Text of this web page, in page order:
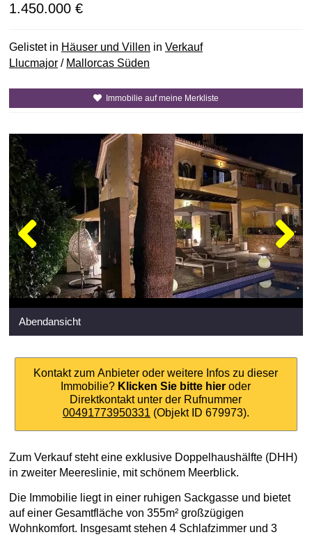
1.450.000 €
Gelistet in Häuser und Villen in Verkauf
Llucmajor / Mallorcas Süden
Immobilie auf meine Merkliste
Abendansicht
Kontakt zum Anbieter oder weitere Infos zu dieser
Immobilie? Klicken Sie bitte hier oder
Direktkontakt unter der Rufnummer
00491773950331 (Objekt ID 679973).
Zum Verkauf steht eine exklusive Doppelhaushälfte (DHH)
in zweiter Meereslinie, mit schönem Meerblick.
Die Immobilie liegt in einer ruhigen Sackgasse und bietet
auf einer Gesamtfläche von 355m² großzügigen
Wohnkomfort. Insgesamt stehen 4 Schlafzimmer und 3